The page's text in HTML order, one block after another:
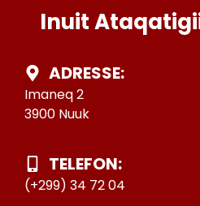
Inuit
ADRESSE:
Imaneq 2
3900 Nuuk
TELEFON:
(+299) 34 72 04